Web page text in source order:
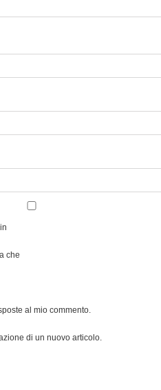
che
al mio commento.
di un nuovo articolo.